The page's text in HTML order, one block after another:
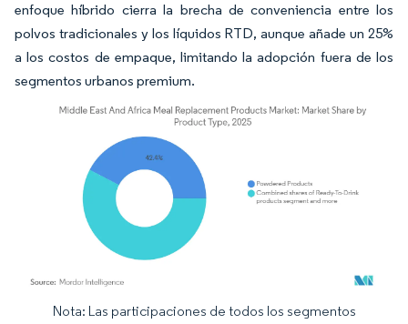
enfoque híbrido cierra la brecha de conveniencia entre los
polvos tradicionales y los líquidos RTD, aunque añade un 25%
a los costos de empaque, limitando la adopción fuera de los
segmentos urbanos premium.
Imagen © Mordor Intelligence. El uso requiere atribución según CC BY 4.0.
Nota: Las participaciones de todos los segmentos